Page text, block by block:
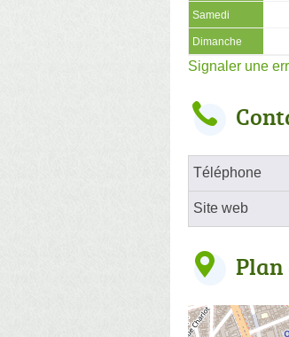
Samedi
Dimanche
Signaler une
Téléphone
Site web
Plan